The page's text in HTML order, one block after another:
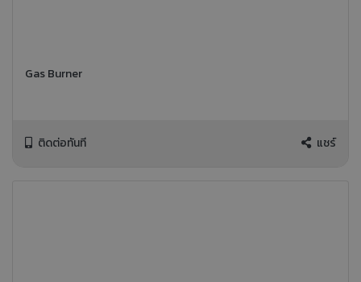
Gas Burner
ติดต่อทันที แชร์